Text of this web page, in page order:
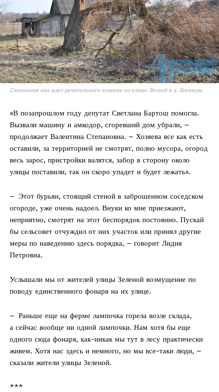
Газета
"Драгічынскі Веснік"
ПОДПИСАТЬСЯ
Контакты
Правила использования материалов
Электронные обращения
Сломанная ива ждет рачительного хозяина по улице Лесной в д. Лосинцы.
«В позапрошлом году депутат Светлана Бартош помогла.
Вызвали машину и амкодор, сгоревший дом убрали, –
продолжает Валентина Степановна. – Хозяева все как есть
оставили, за территорией не смотрят, полно мусора, огород
весь зарос, пристройки валятся, забор в сторону около
улицы поставили, так он скоро упадет и будет лежать».
– Этот бурьян, стоящий стеной в заброшенном соседском
огороде, уже очень надоел. Внуки ко мне приезжают,
неприятно, смотрят на этот беспорядок постоянно. Пускай
бы сельсовет отчуждил от них участок или принял другие
меры по наведению здесь порядка, – говорит Лидия
Петровна.
Услышали мы от жителей улицы Зеленой возмущение по
поводу единственного фонаря на их улице.
– Раньше еще на ферме лампочка горела возле склада,
а сейчас вообще ни одной лампочки. Нам хотя бы еще
одного сюда фонаря, как-никак мы тут в лесу практически
живем. Хотя нас здесь и немного, но мы все-таки люди, –
сказали жители улицы Зеленой.
***